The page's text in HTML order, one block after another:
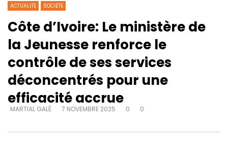
ACTUALITE SOCIETE
Côte d’Ivoire: Le ministère de
la Jeunesse renforce le
contrôle de ses services
déconcentrés pour une
efficacité accrue
MARTIAL GALÉ 7 NOVEMBRE 2025 0 0